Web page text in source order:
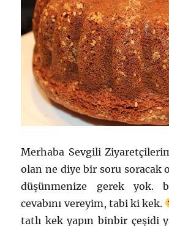
Merhaba Sevgili
olan ne diye bir soru soracak
düşünmenize gerek yok.
cevabını vereyim, tabi ki kek.
tatlı kek yapın binbir çeşidi